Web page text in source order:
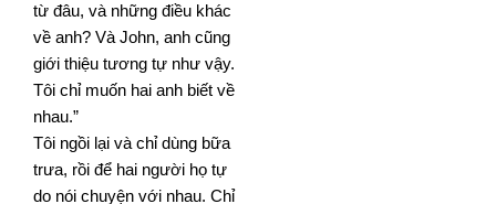
từ đâu, và những điều khác
về anh? Và John, anh cũng
giới thiệu tương tự như vậy.
Tôi chỉ muốn hai anh biết về
nhau.”
Tôi ngồi lại và chỉ dùng bữa
trưa, rồi để hai người họ tự
do nói chuyện với nhau. Chỉ